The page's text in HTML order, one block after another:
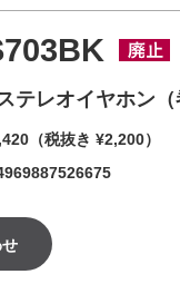
テレオイヤホン（
（税抜き ¥2,200）